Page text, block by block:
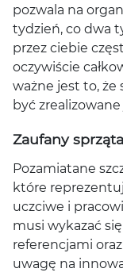
pozwala na
tydzień, co dwa
przez ciebie
oczywiście
ważne jest to, że
być
Zaufany
Pozamiatane
które
uczciwe i
musi wykazać
referencjami
uwagę na